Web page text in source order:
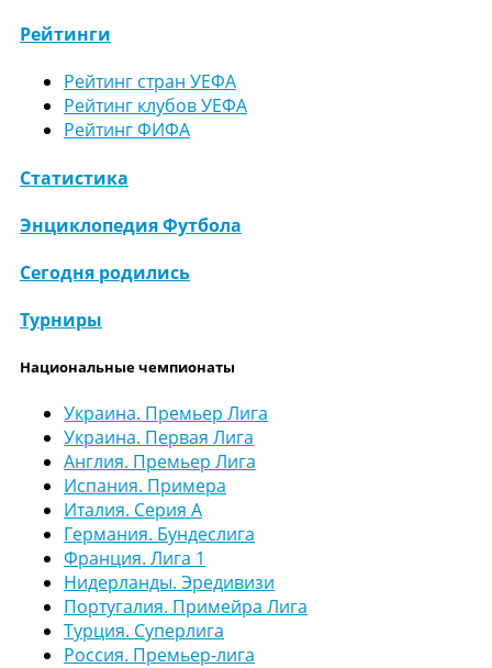
Рейтинги
Рейтинг стран УЕФА
Рейтинг клубов УЕФА
Рейтинг ФИФА
Статистика
Энциклопедия Футбола
Сегодня родились
Турниры
Национальные чемпионаты
Украина. Премьер Лига
Украина. Первая Лига
Англия. Премьер Лига
Испания. Примера
Италия. Серия А
Германия. Бундеслига
Франция. Лига 1
Нидерланды. Эредивизи
Португалия. Примейра Лига
Турция. Суперлига
Россия. Премьер-лига